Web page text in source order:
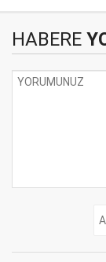
HABERE